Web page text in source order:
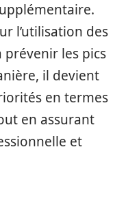
l’utilisation des
les pics
il devient
en termes
en assurant
et